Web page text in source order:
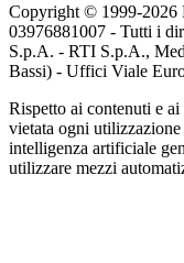
Copyright © 1999-2026
03976881007 - Tutti i
S.p.A. - RTI S.p.A.,
Bassi) - Uffici Viale
Rispetto ai contenuti e
vietata ogni
intelligenza artificiale
utilizzare mezzi